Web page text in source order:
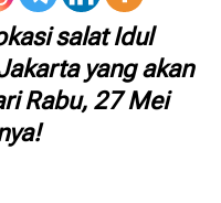
salat Idul
yang akan
Rabu, 27 Mei